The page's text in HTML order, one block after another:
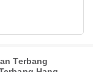
Terbang